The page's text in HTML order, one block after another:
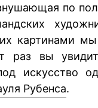
по
картинами
раз вы
искусство
Рубенса.